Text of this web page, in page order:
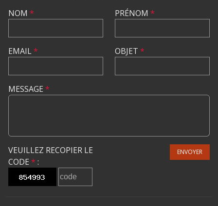
NOM *
EMAIL*
PRÉNOM *
OBJET *
MESSAGE *
VEUILLEZ RECOPIER LE
CODE * :
ENVOYER